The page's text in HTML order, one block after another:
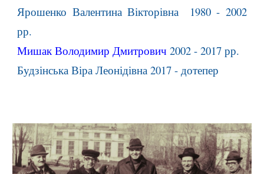
Ярошенко Валентина Вікторівна 1980 - 2002
рр.
Мишак Володимир Дмитрович 2002 - 2017 рр.
Будзінська Віра Леонідівна 2017 - дотепер